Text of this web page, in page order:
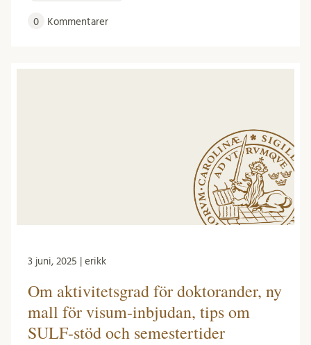
0 Kommentarer
3 juni, 2025 | erikk
Om aktivitetsgrad för doktorander, ny
mall för visum-inbjudan, tips om
SULF-stöd och semestertider